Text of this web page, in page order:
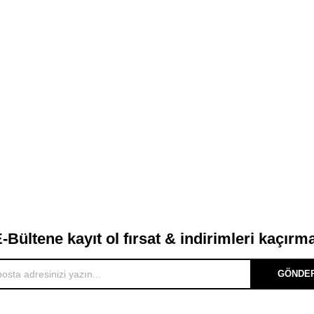
Bültene kayıt ol fırsat & indirimleri